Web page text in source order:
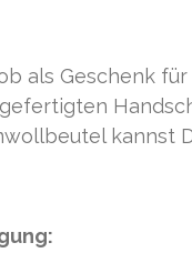
als Geschenk
kannst